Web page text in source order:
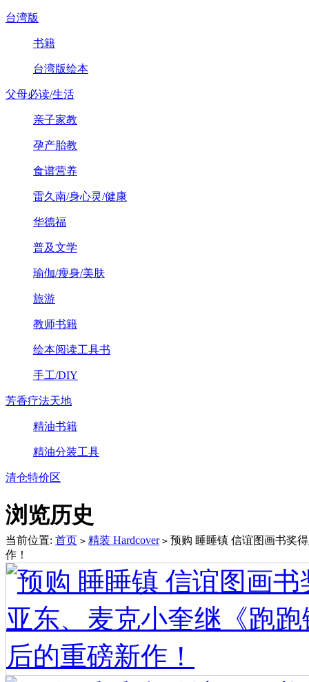
台湾版
书籍
台湾版绘本
父母必读/生活
亲子家教
孕产胎教
食谱营养
雷久南/身心灵/健康
华德福
普及文学
瑜伽/瘦身/美肤
旅游
教师书籍
绘本阅读工具书
手工/DIY
芳香疗法天地
精油书籍
精油分装工具
清仓特价区
浏览历史
当前位置: 首页 > 精装 Hardcover > 预购 睡睡镇 信谊图画书奖
作！